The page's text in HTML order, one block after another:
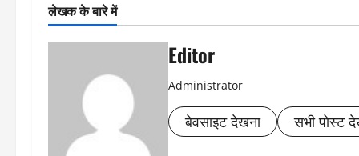
लेखक के बारे में
Editor
Administrator
बेवसाइट देखना सभी पोस्ट